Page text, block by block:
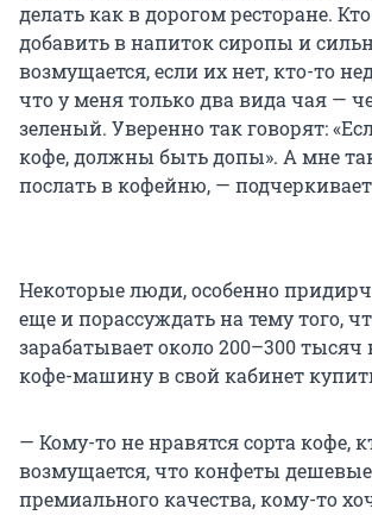
делать как в дорогом ресторане.
добавить в напиток сиропы и
возмущается, если их нет, кто-то
что у меня только два вида чая —
зеленый. Уверенно так говорят:
кофе, должны быть допы». А мне
послать в кофейню, —
Некоторые люди, особенно
еще и порассуждать на тему того,
зарабатывает около 200–300 тысяч
кофе-машину в свой кабинет
— Кому-то не нравятся сорта кофе,
возмущается, что конфеты
премиального качества, кому-то